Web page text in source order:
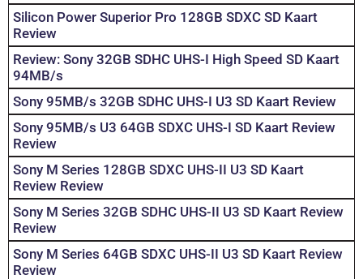
Silicon Power Superior Pro 128GB SDXC SD Kaart
Review
Review: Sony 32GB SDHC UHS-I High Speed SD Kaart
94MB/s
Sony 95MB/s 32GB SDHC UHS-I U3 SD Kaart Review
Sony 95MB/s U3 64GB SDXC UHS-I SD Kaart Review
Review
Sony M Series 128GB SDXC UHS-II U3 SD Kaart
Review Review
Sony M Series 32GB SDHC UHS-II U3 SD Kaart Review
Review
Sony M Series 64GB SDXC UHS-II U3 SD Kaart Review
Review